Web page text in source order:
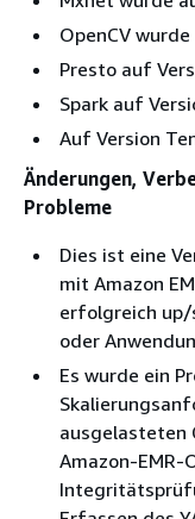
OpenCV
Presto auf
Spark auf
Auf Version
Änderungen,
Probleme
Dies ist eine
mit Amazon
erfolgreich up/
oder
Es wurde ein
ausgelasteten
Amazon-